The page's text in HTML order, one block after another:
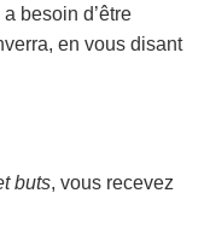
besoin d’être
en vous disant
buts, vous recevez